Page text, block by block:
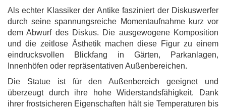
Als echter Klassiker der Antike fasziniert der Diskuswerfer
durch seine spannungsreiche Momentaufnahme kurz vor
dem Abwurf des Diskus. Die ausgewogene Komposition
und die zeitlose Ästhetik machen diese Figur zu einem
eindrucksvollen Blickfang in Gärten, Parkanlagen,
Innenhöfen oder repräsentativen Außenbereichen.
Die Statue ist für den Außenbereich geeignet und
überzeugt durch ihre hohe Widerstandsfähigkeit. Dank
ihrer frostsicheren Eigenschaften hält sie Temperaturen bis